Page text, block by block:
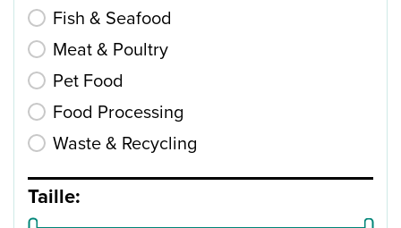
Fish & Seafood
Meat & Poultry
Pet Food
Food Processing
Waste & Recycling
Taille: